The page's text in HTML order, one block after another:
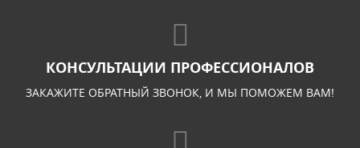
КОНСУЛЬТАЦИИ ПРОФЕССИОНАЛОВ
ЗАКАЖИТЕ ОБРАТНЫЙ ЗВОНОК, И МЫ ПОМОЖЕМ ВАМ!